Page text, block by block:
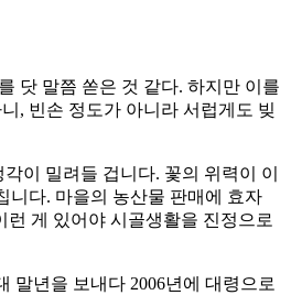
닷 말쯤 쏟은 것 같다. 하지만 이를
, 빈손 정도가 아니라 서럽게도 빚
이 밀려들 겁니다. 꽃의 위력이 이
니다. 마을의 농산물 판매에 효자
게 있어야 시골생활을 진정으로
말년을 보내다 2006년에 대령으로